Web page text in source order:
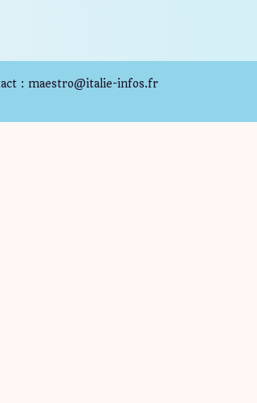
: maestro@italie-infos.fr